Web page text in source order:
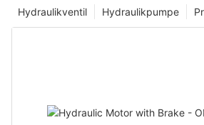
Hydraulikpumpe
Hydraulikventil